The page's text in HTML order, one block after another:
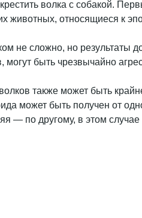
волка с собакой.
животных, относящиеся к
не сложно, но
могут быть чрезвычайно
также может быть
может быть получен от
— по другому, в этом